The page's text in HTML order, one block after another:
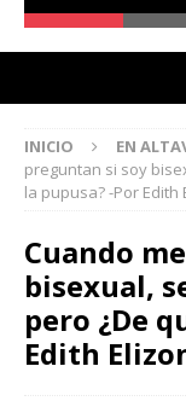
INICIO EN
preguntan si soy
la pupusa? -Por Edith
Cuando
bisexual,
pero ¿De
Edith